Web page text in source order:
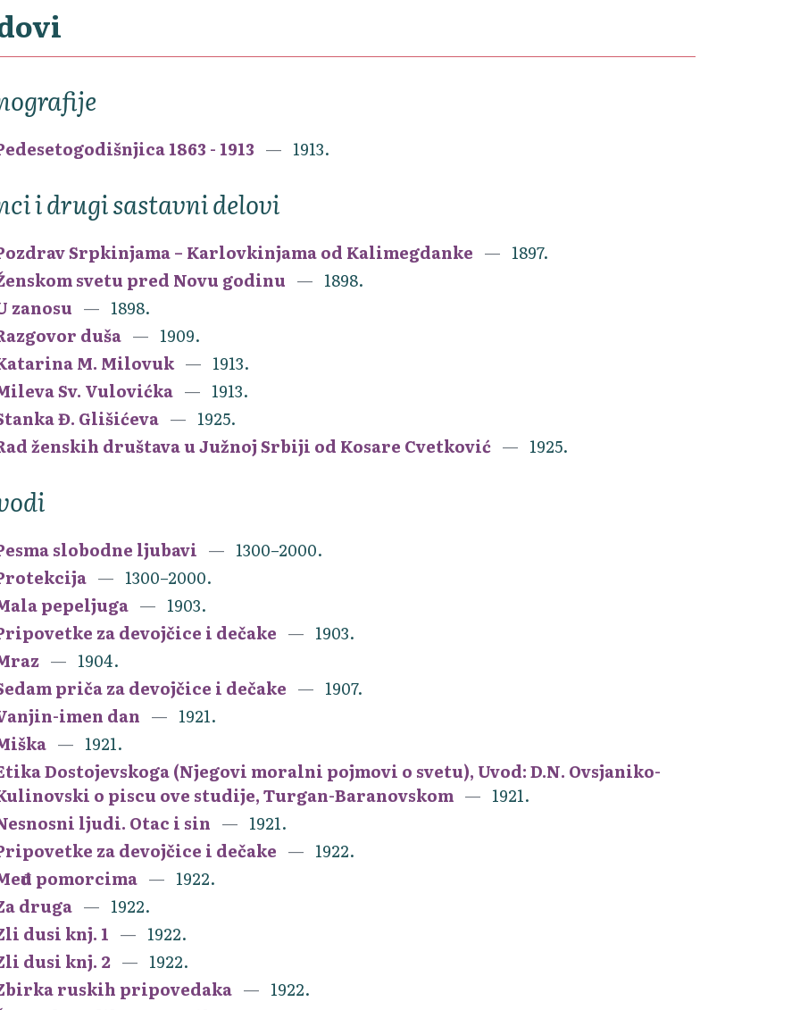
1863 - 1913 1913.
i drugi sastavni delovi
Srpkinjama – Karlovkinjama od Kalimegdanke
1897.
svetu pred Novu godinu
1898.
zanosu
1898.
duša
1909.
M. Milovuk
1913.
Sv. Vulovićka
1913.
Đ. Glišićeva
1925.
ženskih društava u Južnoj Srbiji od Kosare Cvetković
1925.
slobodne ljubavi
1300–2000.
1300–2000.
pepeljuga
1903.
za devojčice i dečake
1903.
1904.
priča za devojčice i dečake
1907.
imen dan
1921.
1921.
Dostojevskoga (Njegovi moralni pojmovi o svetu), Uvod: D.N. Ovsjaniko-
o piscu ove studije, Turgan-Baranovskom
1921.
ljudi. Otac i sin
1921.
za devojčice i dečake
1922.
pomorcima
1922.
druga
1922.
dusi knj. 1
1922.
dusi knj. 2
1922.
ruskih pripovedaka
1922.